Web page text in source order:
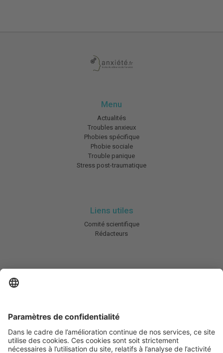
Menu
Actualités
Troubles anxieux
Phobies spécifique
Phobie sociale
Trouble panique
Stress post-traumatique
Liens utiles
Comité scientifique
Rédacteurs